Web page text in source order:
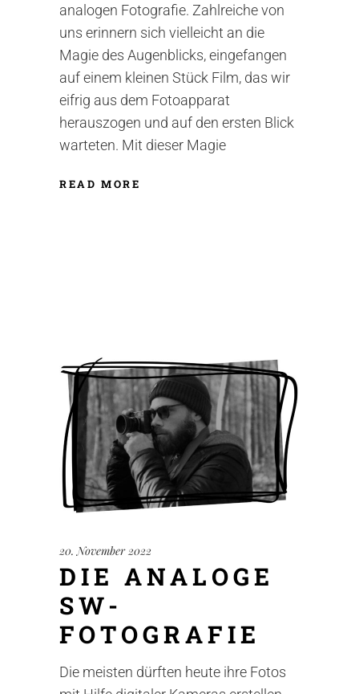
analogen Fotografie. Zahlreiche von
uns erinnern sich vielleicht an die
Magie des Augenblicks, eingefangen
auf einem kleinen Stück Film, das wir
eifrig aus dem Fotoapparat
herauszogen und auf den ersten Blick
warteten. Mit dieser Magie
READ MORE
20. November 2022
DIE ANALOGE
SW-
FOTOGRAFIE
Die meisten dürften heute ihre Fotos